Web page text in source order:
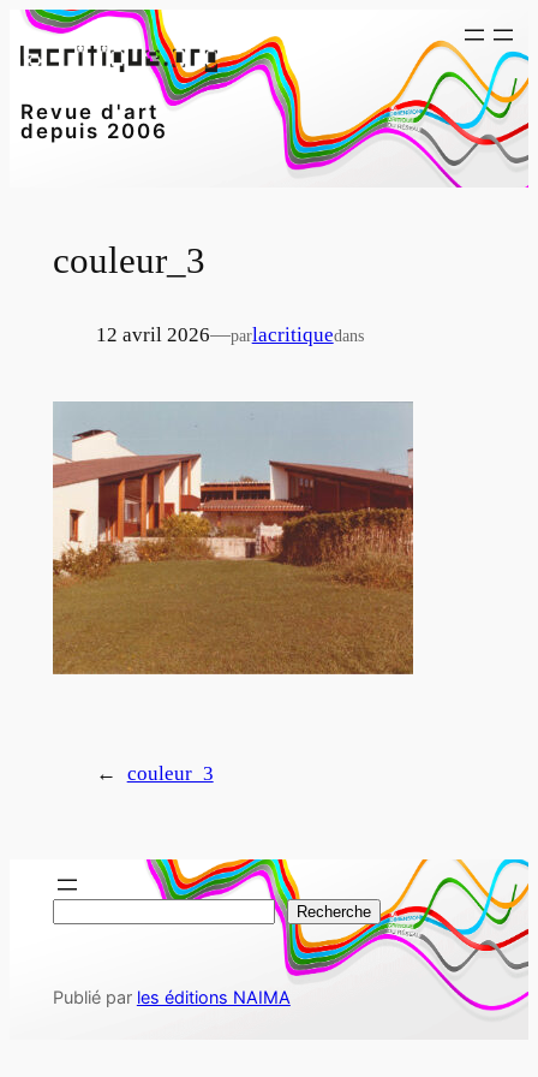
Aller
au
Revue d'art
depuis 2006
couleur_3
12 avril 2026—parlacritiquedans
← couleur_3
h
Recherche
Publié par les éditions NAIMA